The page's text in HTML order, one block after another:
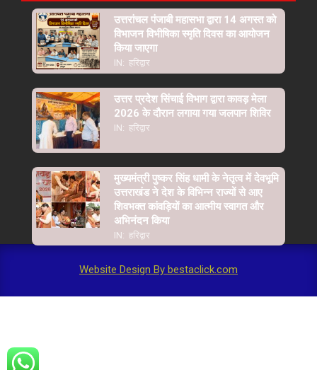
उत्तरांचल पंजाबी महासभा द्वारा 14 अगस्त को
विभाजन विभीषिका स्मृति दिवस का आयोजन
किया जाएगा
IN: हरिद्वार
उत्तर प्रदेश सिंचाई विभाग द्वारा कावड़ मेला
2026 के दौरान लगाया गया जलपान शिविर
IN: हरिद्वार
मुख्यमंत्री पुष्कर सिंह धामी के नेतृत्व में देवभूमि
उत्तराखंड ने देश के विभिन्न राज्यों से आए
शिवभक्त कांवड़ियों का आत्मीय स्वागत और
अभिनंदन किया
IN: हरिद्वार
Website Design By bestaclick.com